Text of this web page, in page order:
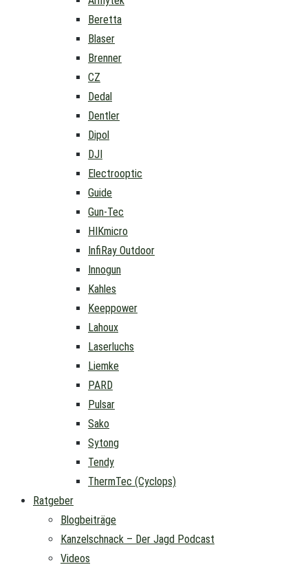
Beretta
Blaser
Brenner
CZ
Dedal
Dentler
Dipol
DJI
Electrooptic
Guide
Gun-Tec
HIKmicro
InfiRay Outdoor
Innogun
Kahles
Keeppower
Lahoux
Laserluchs
Liemke
PARD
Pulsar
Sako
Sytong
Tendy
ThermTec (Cyclops)
Ratgeber
Blogbeiträge
Kanzelschnack – Der Jagd Podcast
Videos